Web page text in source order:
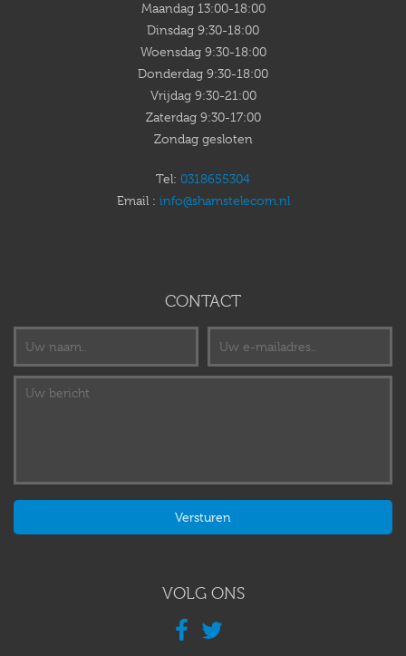
Maandag 13:00-18:00
Dinsdag 9:30-18:00
Woensdag 9:30-18:00
Donderdag 9:30-18:00
Vrijdag 9:30-21:00
Zaterdag 9:30-17:00
Zondag gesloten
Tel: 0318655304
Email : info@shamstelecom.nl
CONTACT
VOLG ONS